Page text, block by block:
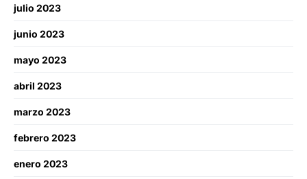
julio 2023
junio 2023
mayo 2023
abril 2023
marzo 2023
febrero 2023
enero 2023